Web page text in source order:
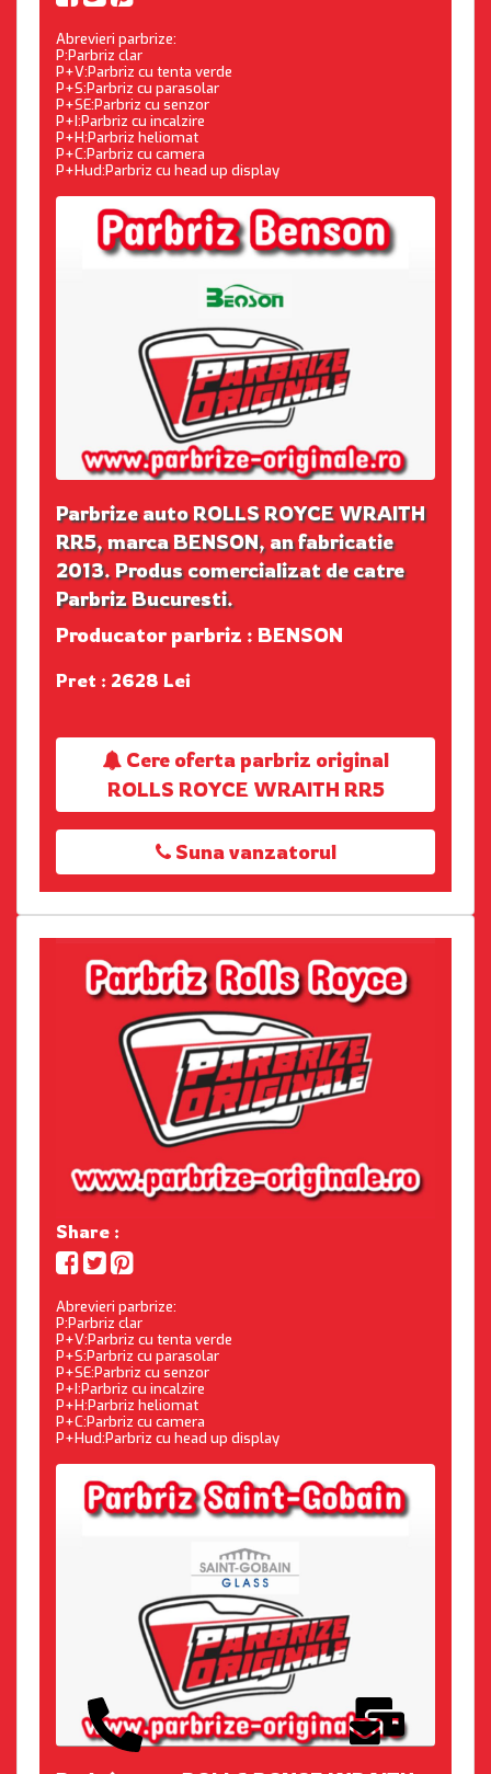
Abrevieri parbrize:
P:Parbriz clar
P+V:Parbriz cu tenta verde
P+S:Parbriz cu parasolar
P+SE:Parbriz cu senzor
P+I:Parbriz cu incalzire
P+H:Parbriz heliomat
P+C:Parbriz cu camera
P+Hud:Parbriz cu head up display
Parbrize auto ROLLS ROYCE WRAITH
RR5, marca BENSON, an fabricatie
2013. Produs comercializat de catre
Parbriz Bucuresti.
Producator parbriz : BENSON
Pret : 2628 Lei
Cere oferta parbriz original
ROLLS ROYCE WRAITH RR5
Suna vanzatorul
Share :
Abrevieri parbrize:
P:Parbriz clar
P+V:Parbriz cu tenta verde
P+S:Parbriz cu parasolar
P+SE:Parbriz cu senzor
P+I:Parbriz cu incalzire
P+H:Parbriz heliomat
P+C:Parbriz cu camera
P+Hud:Parbriz cu head up display